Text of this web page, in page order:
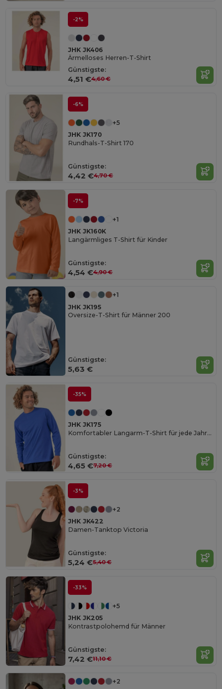
-2%
JHK JK406
Ärmelloses Herren-T-Shirt
Günstigste:
4,51 €4,60 €
-6%
+5
JHK JK170
Rundhals-T-Shirt 170
Günstigste:
4,42 €4,70 €
-7%
+1
JHK JK160K
Langärmliges T-Shirt für Kinder
Günstigste:
4,54 €4,90 €
+1
JHK JK195
Oversize-T-Shirt für Männer 200
Günstigste:
5,63 €
-35%
JHK JK175
Komfortabler Langarm-T-Shirt für jede Jahreszeit
Günstigste:
4,65 €7,20 €
-3%
+2
JHK JK422
Damen-Tanktop Victoria
Günstigste:
5,24 €5,40 €
-33%
+5
JHK JK205
Kontrastpolohemd für Männer
Günstigste:
7,42 €11,10 €
+2